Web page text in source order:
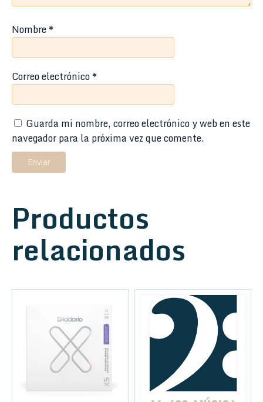
Nombre*
Correo electrónico*
Guarda mi nombre, correo electrónico y web en este
navegador para la próxima vez que comente.
Productos
relacionados